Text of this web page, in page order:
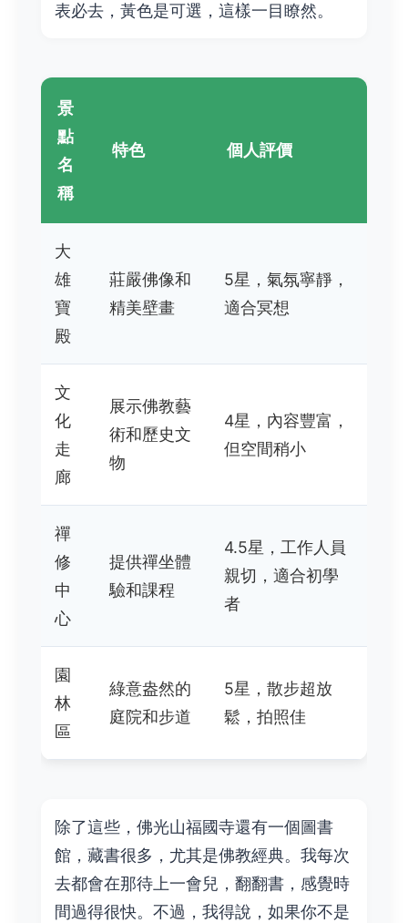
表必去，黃色是可選，這樣一目瞭然。
景
點
名
稱
特色 個人評價
大
雄
寶
殿
莊嚴佛像和
精美壁畫
5星，氣氛寧靜，
適合冥想
文
化
走
廊
展示佛教藝
術和歷史文
物
4星，內容豐富，
但空間稍小
禪
修
中
心
提供禪坐體
驗和課程
4.5星，工作人員
親切，適合初學
者
園
林
區
綠意盎然的
庭院和步道
5星，散步超放
鬆，拍照佳
除了這些，佛光山福國寺還有一個圖書
館，藏書很多，尤其是佛教經典。我每次
去都會在那待上一會兒，翻翻書，感覺時
間過得很快。不過，我得說，如果你不是